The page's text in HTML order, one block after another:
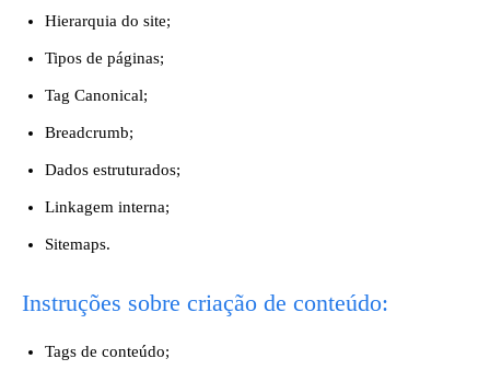
Hierarquia do site;
Tipos de páginas;
Tag Canonical;
Breadcrumb;
Dados estruturados;
Linkagem interna;
Sitemaps.
Instruções sobre criação de conteúdo:
Tags de conteúdo;